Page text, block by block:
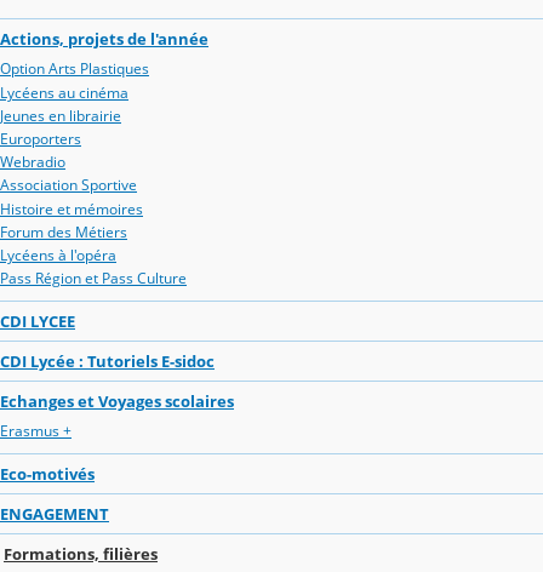
Actions, projets de l'année
Option Arts Plastiques
Lycéens au cinéma
Jeunes en librairie
Europorters
Webradio
Association Sportive
Histoire et mémoires
Forum des Métiers
Lycéens à l'opéra
Pass Région et Pass Culture
CDI LYCEE
CDI Lycée : Tutoriels E-sidoc
Echanges et Voyages scolaires
Erasmus +
Eco-motivés
ENGAGEMENT
Formations, filières